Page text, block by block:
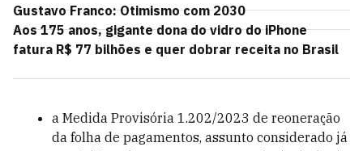
Gustavo Franco: Otimismo com 2030
Aos 175 anos, gigante dona do vidro do iPhone
fatura R$ 77 bilhões e quer dobrar receita no Brasil
a Medida Provisória 1.202/2023 de reoneração
da folha de pagamentos, assunto considerado já